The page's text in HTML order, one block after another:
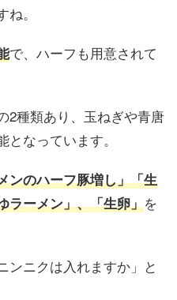
。
で、ハーフも用意されて
2種類あり、玉ねぎや青唐
なっています。
ンのハーフ豚増し」「生
ラーメン」、「生卵」を
ンニクは入れますか」と